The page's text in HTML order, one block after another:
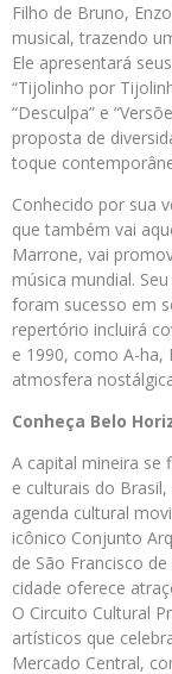
Filho de Bruno,
musical, trazendo
Ele apresentará
“Tijolinho por
“Desculpa” e
proposta de
toque
Conhecido por sua
que também vai
Marrone, vai
música mundial.
foram sucesso em
repertório incluirá
e 1990, como A-ha,
atmosfera
Conheça Belo
A capital mineira se
e culturais do
agenda cultural
icônico Conjunto
de São Francisco
cidade oferece
O Circuito Cultural
artísticos que
Mercado Central,